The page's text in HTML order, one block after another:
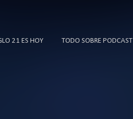
21 ES HOY TODO SOBRE PODCAST